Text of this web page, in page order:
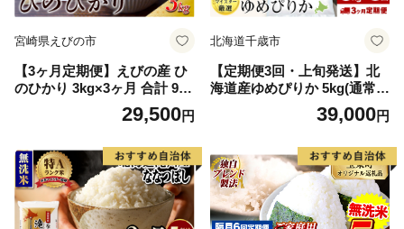
宮崎県えびの市
【3ヶ月定期便】えびの産 ひ
のひかり 3kg×3ヶ月 合計 9kg
定期便 米 お米 白米 ヒノヒカ
リ おにぎり お弁当 九州 宮崎
送料無料
29,500円
北海道千歳市
【定期便3回・上旬発送】北
海道産ゆめぴりか 5kg(通常パ
ック5kg×1袋) 特A お米 千歳
39,000円